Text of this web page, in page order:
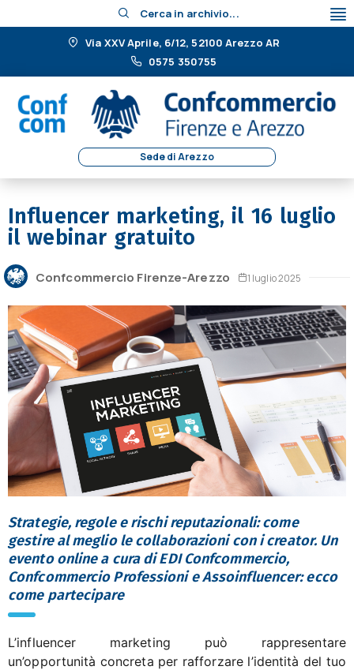
Cerca in archivio...
Via XXV Aprile, 6/12, 52100 Arezzo AR
0575 350755
Sede di Arezzo
Influencer marketing, il 16 luglio
il webinar gratuito
Confcommercio Firenze-Arezzo 1 luglio 2025
Strategie, regole e rischi reputazionali: come
gestire al meglio le collaborazioni con i creator. Un
evento online a cura di EDI Confcommercio,
Confcommercio Professioni e Assoinfluencer: ecco
come partecipare
L’influencer marketing può rappresentare
un’opportunità concreta per rafforzare l’identità del tuo